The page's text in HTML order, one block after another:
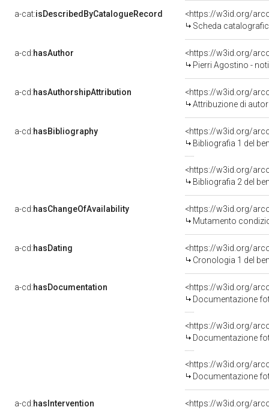
a-cat:isDescribedByCatalogueRecord
<https://w3id.org/
Scheda
a-cd:hasAuthor
<https://w3id.org/
Pierri Agostino -
a-cd:hasAuthorshipAttribution
<https://w3id.org/
Attribuzione di
a-cd:hasBibliography
<https://w3id.org/
Bibliografia 1 del
<https://w3id.org/
Bibliografia 2 del
a-cd:hasChangeOfAvailability
<https://w3id.org/
Mutamento
a-cd:hasDating
<https://w3id.org/
Cronologia 1 del
a-cd:hasDocumentation
Documentazione
Documentazione
Documentazione
a-cd:hasIntervention
<https://w3id.org/